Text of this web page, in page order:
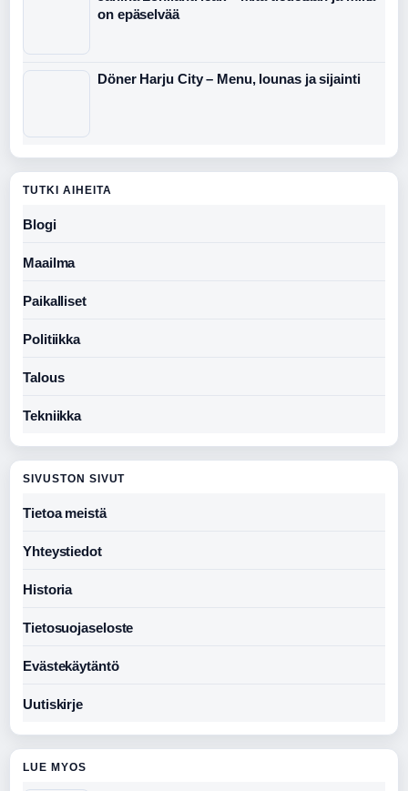
on epäselvää
Döner Harju City – Menu, lounas ja sijainti
TUTKI AIHEITA
Blogi
Maailma
Paikalliset
Politiikka
Talous
Tekniikka
SIVUSTON SIVUT
Tietoa meistä
Yhteystiedot
Historia
Tietosuojaseloste
Evästekäytäntö
Uutiskirje
LUE MYOS